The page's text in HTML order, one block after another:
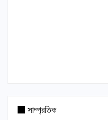
সাম্প্রতিক